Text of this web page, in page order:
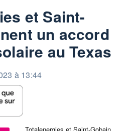
et Saint-
un accord
au Texas
à 13:44